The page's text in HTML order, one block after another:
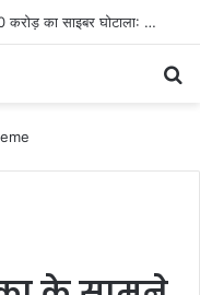
लखनऊ की ‘समिट बिल्डिंग’ में चल रहा था 200 करोड़ का साइबर घोटाला: 40 युवतियों समेत 119 गिरफ्तार